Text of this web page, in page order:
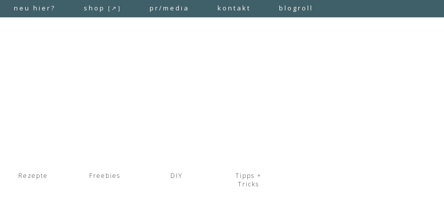
neu hier? shop [↗] pr/media kontakt blogroll
Rezepte Freebies DIY
Tipps +
Tricks